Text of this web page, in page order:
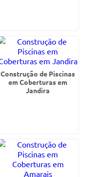
Construção de Piscinas
em Coberturas em
Jandira